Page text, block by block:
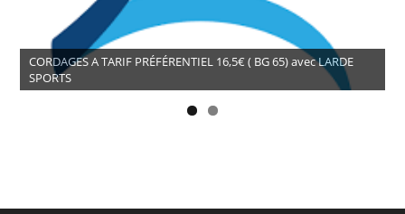
CORDAGES A TARIF PRÉFÉRENTIEL 16,5€ ( BG 65) avec LARDE
SPORTS